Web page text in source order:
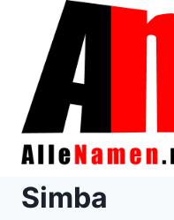
Doorgaan
inhoud
Simba